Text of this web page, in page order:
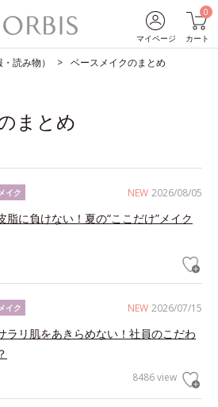
マイページ
0
カート
読み物） ベースメイクのまとめ
まとめ
NEW 2026/08/05
イク
脂に負けない！夏の“ここだけ”メイク
NEW 2026/07/15
イク
ラリ肌をあきらめない！社員のこだわ
8486 view